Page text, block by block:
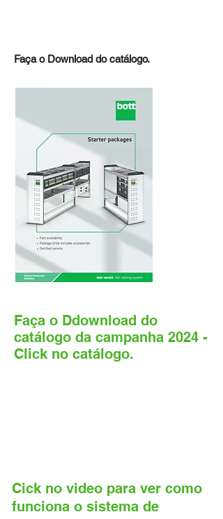
Faça o Download do catálogo.
Faça o Ddownload do
catálogo da campanha 2024 -
Click no catálogo.
Cick no video para ver como
funciona o sistema de